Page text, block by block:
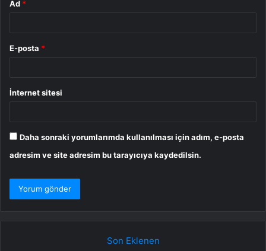
Ad *
E-posta *
İnternet sitesi
Daha sonraki yorumlarımda kullanılması için adım, e-posta
adresim ve site adresim bu tarayıcıya kaydedilsin.
Son Eklenen